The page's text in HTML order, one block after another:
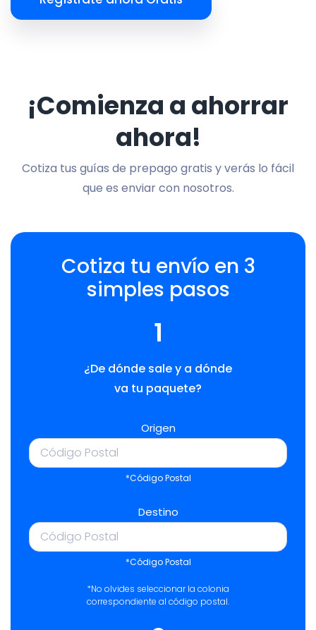
¡Comienza a ahorrar
ahora!
Cotiza tus guías de prepago gratis y verás lo fácil
que es enviar con nosotros.
Cotiza tu envío en 3
simples pasos
1
¿De dónde sale y a dónde
va tu paquete?
Origen
*Código Postal
Destino
*Código Postal
*No olvides seleccionar la colonia
correspondiente al código postal.